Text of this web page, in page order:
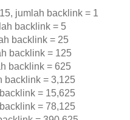
jumlah backlink = 1
backlink = 5
backlink = 25
backlink = 125
backlink = 625
backlink = 3,125
= 15,625
= 78,125